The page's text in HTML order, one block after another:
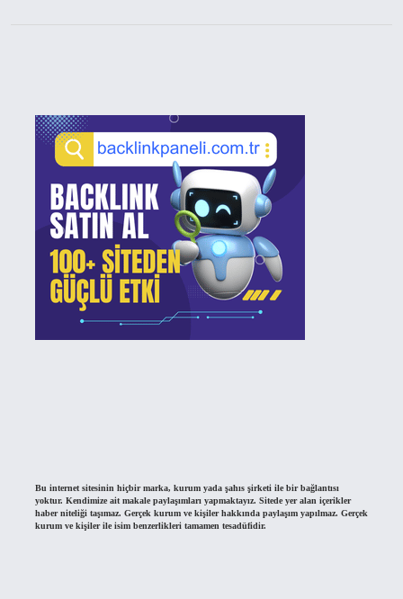
Bu internet sitesinin hiçbir marka, kurum yada şahıs şirketi ile bir bağlantısı
yoktur. Kendimize ait makale paylaşımları yapmaktayız. Sitede yer alan içerikler
haber niteliği taşımaz. Gerçek kurum ve kişiler hakkında paylaşım yapılmaz. Gerçek
kurum ve kişiler ile isim benzerlikleri tamamen tesadüfidir.